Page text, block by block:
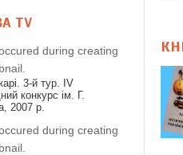
TV
during creating
3-й тур. IV
конкурс ім. Г.
2007 р.
during creating